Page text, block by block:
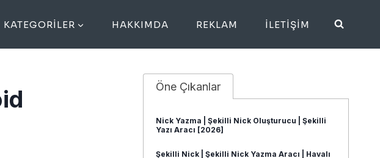
KATEGORILER HAKKIMDA REKLAM İLETIŞIM
Öne Çıkanlar
Nick Yazma | Şekilli Nick Oluşturucu | Şekilli
Yazı Aracı [2026]
Şekilli Nick | Şekilli Nick Yazma Aracı | Havalı